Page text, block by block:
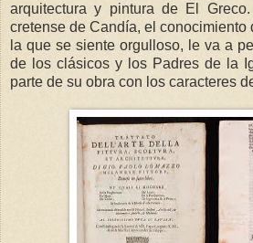
arquitectura y pintura de El
cretense de Candía, el conocimiento
la que se siente orgulloso, le va a
de los clásicos y los Padres de la
parte de su obra con los caracteres